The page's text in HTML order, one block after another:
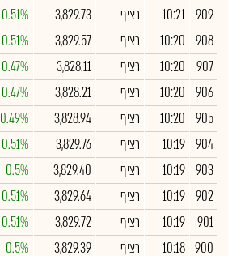
909
10:21 רציף 3,829.73
0.51%
908
10:20 רציף 3,829.57
0.51%
907
10:20 רציף 3,828.11
0.47%
906
10:20 רציף 3,828.21
0.47%
905
10:20 רציף 3,828.94
0.49%
904
10:19 רציף 3,829.76
0.51%
903
10:19 רציף 3,829.40
0.5%
902
10:19 רציף 3,829.64
0.51%
901
10:19 רציף 3,829.72
0.51%
900
10:18 רציף 3,829.39
0.5%